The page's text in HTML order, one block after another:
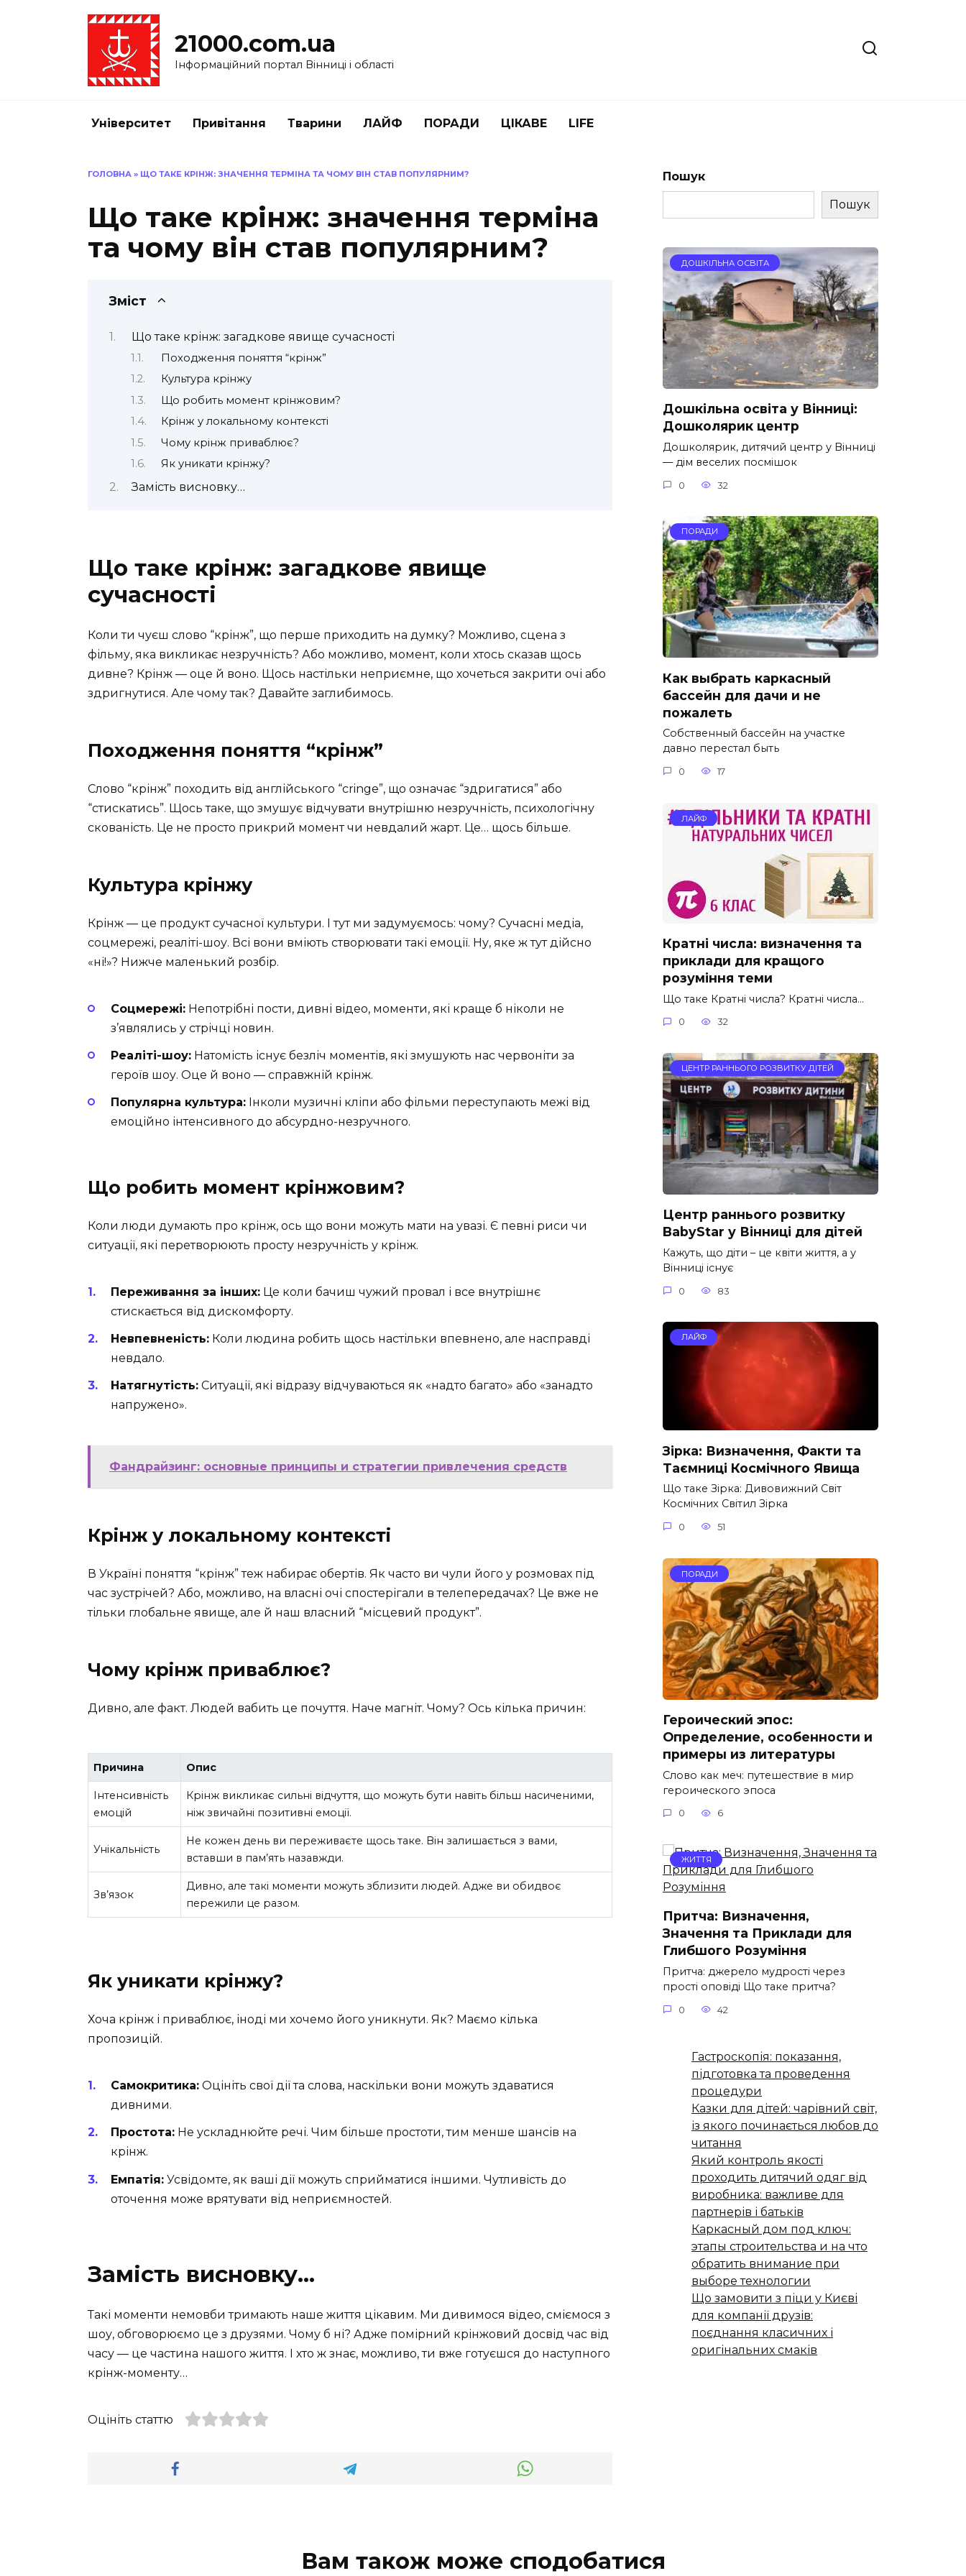
21000.com.ua
Інформаційний портал Вінниці і області
Університет Привітання Тварини ЛАЙФ ПОРАДИ ЦІКАВЕ LIFE
ГОЛОВНА » ЩО ТАКЕ КРІНЖ: ЗНАЧЕННЯ ТЕРМІНА ТА ЧОМУ ВІН СТАВ ПОПУЛЯРНИМ?
Що таке крінж: значення терміна
та чому він став популярним?
Зміст
Що таке крінж: загадкове явище сучасності
Походження поняття “крінж”
Культура крінжу
Що робить момент крінжовим?
Крінж у локальному контексті
Чому крінж приваблює?
Як уникати крінжу?
Замість висновку…
Що таке крінж: загадкове явище
сучасності
Коли ти чуєш слово “крінж”, що перше приходить на думку? Можливо, сцена з
фільму, яка викликає незручність? Або можливо, момент, коли хтось сказав щось
дивне? Крінж — оце й воно. Щось настільки неприємне, що хочеться закрити очі або
здригнутися. Але чому так? Давайте заглибимось.
Походження поняття “крінж”
Слово “крінж” походить від англійського “cringe”, що означає “здригатися” або
“стискатись”. Щось таке, що змушує відчувати внутрішню незручність, психологічну
скованість. Це не просто прикрий момент чи невдалий жарт. Це… щось більше.
Культура крінжу
Крінж — це продукт сучасної культури. І тут ми задумуємось: чому? Сучасні медіа,
соцмережі, реаліті-шоу. Всі вони вміють створювати такі емоції. Ну, яке ж тут дійсно
«ні!»? Нижче маленький розбір.
Соцмережі: Непотрібні пости, дивні відео, моменти, які краще б ніколи не
з’являлись у стрічці новин.
Реаліті-шоу: Натомість існує безліч моментів, які змушують нас червоніти за
героїв шоу. Оце й воно — справжній крінж.
Популярна культура: Інколи музичні кліпи або фільми переступають межі від
емоційно інтенсивного до абсурдно-незручного.
Що робить момент крінжовим?
Коли люди думають про крінж, ось що вони можуть мати на увазі. Є певні риси чи
ситуації, які перетворюють просту незручність у крінж.
Переживання за інших: Це коли бачиш чужий провал і все внутрішнє
стискається від дискомфорту.
Невпевненість: Коли людина робить щось настільки впевнено, але насправді
невдало.
Натягнутість: Ситуації, які відразу відчуваються як «надто багато» або «занадто
напружено».
Фандрайзинг: основные принципы и стратегии привлечения средств
Крінж у локальному контексті
В Україні поняття “крінж” теж набирає обертів. Як часто ви чули його у розмовах під
час зустрічей? Або, можливо, на власні очі спостерігали в телепередачах? Це вже не
тільки глобальне явище, але й наш власний “місцевий продукт”.
Чому крінж приваблює?
Дивно, але факт. Людей вабить це почуття. Наче магніт. Чому? Ось кілька причин:
Причина Опис
Інтенсивність
емоцій
Крінж викликає сильні відчуття, що можуть бути навіть більш насиченими,
ніж звичайні позитивні емоції.
Унікальність
Не кожен день ви переживаєте щось таке. Він залишається з вами,
вставши в пам’ять назавжди.
Зв’язок
Дивно, але такі моменти можуть зблизити людей. Адже ви обидвоє
пережили це разом.
Як уникати крінжу?
Хоча крінж і приваблює, іноді ми хочемо його уникнути. Як? Маємо кілька
пропозицій.
Самокритика: Оцініть свої дії та слова, наскільки вони можуть здаватися
дивними.
Простота: Не ускладнюйте речі. Чим більше простоти, тим менше шансів на
крінж.
Емпатія: Усвідомте, як ваші дії можуть сприйматися іншими. Чутливість до
оточення може врятувати від неприємностей.
Замість висновку…
Такі моменти немовби тримають наше життя цікавим. Ми дивимося відео, сміємося з
шоу, обговорюємо це з друзями. Чому б ні? Адже помірний крінжовий досвід час від
часу — це частина нашого життя. І хто ж знає, можливо, ти вже готуєшся до наступного
крінж-моменту…
Оцініть статтю
Пошук
Пошук
ДОШКІЛЬНА ОСВІТА
Дошкільна освіта у Вінниці:
Дошколярик центр
Дошколярик, дитячий центр у Вінниці
— дім веселих посмішок
0 32
ПОРАДИ
Как выбрать каркасный
бассейн для дачи и не
пожалеть
Собственный бассейн на участке
давно перестал быть
0 17
ЛАЙФ
Кратні числа: визначення та
приклади для кращого
розуміння теми
Що таке Кратні числа? Кратні числа…
0 32
ЦЕНТР РАННЬОГО РОЗВИТКУ ДІТЕЙ
Центр раннього розвитку
BabyStar у Вінниці для дітей
Кажуть, що діти – це квіти життя, а у
Вінниці існує
0 83
ЛАЙФ
Зірка: Визначення, Факти та
Таємниці Космічного Явища
Що таке Зірка: Дивовижний Світ
Космічних Світил Зірка
0 51
ПОРАДИ
Героический эпос:
Определение, особенности и
примеры из литературы
Слово как меч: путешествие в мир
героического эпоса
0 6
ЖИТТЯ
Притча: Визначення,
Значення та Приклади для
Глибшого Розуміння
Притча: джерело мудрості через
прості оповіді Що таке притча?
0 42
Гастроскопія: показання,
підготовка та проведення
процедури
Казки для дітей: чарівний світ,
із якого починається любов до
читання
Який контроль якості
проходить дитячий одяг від
виробника: важливе для
партнерів і батьків
Каркасный дом под ключ:
этапы строительства и на что
обратить внимание при
выборе технологии
Що замовити з піци у Києві
для компанії друзів:
поєднання класичних і
оригінальних смаків
Вам також може сподобатися